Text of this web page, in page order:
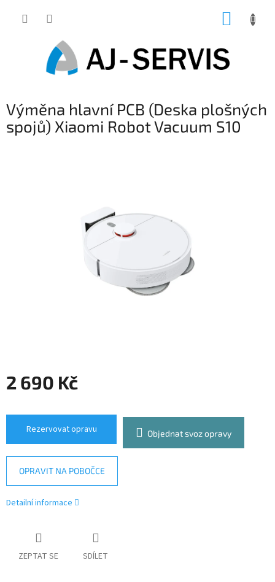
Výměna hlavní PCB (Deska plošných
spojů) Xiaomi Robot Vacuum S10
2 690 Kč
cena:
Rezervovat opravu Objednat svoz opravy
OPRAVIT NA POBOČCE
Detailní informace
ZEPTAT SE SDÍLET